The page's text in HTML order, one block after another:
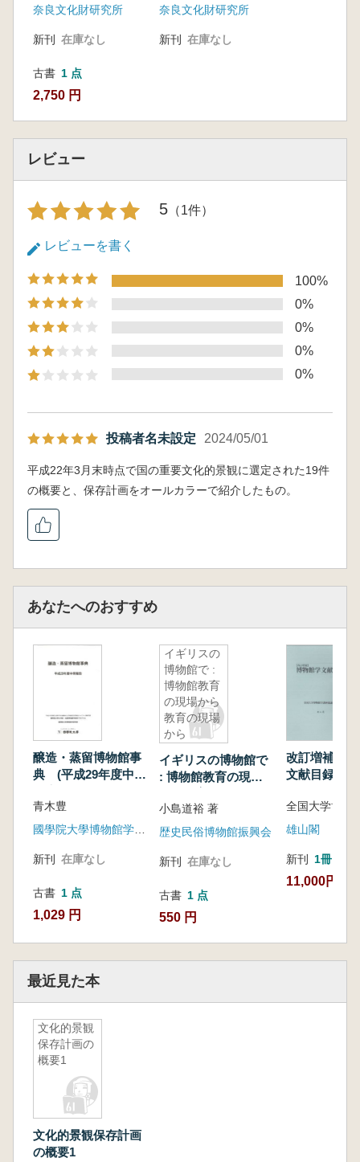
奈良文化財研究所
新刊 在庫なし
古書 1 点
2,750 円
奈良文化財研究所
新刊 在庫なし
レビュー
5 （1件）
レビューを書く
100%
0%
0%
0%
0%
投稿者名未設定 2024/05/01
平成22年3月末時点で国の重要文化的景観に選定された19件
の概要と、保存計画をオールカラーで紹介したもの。
あなたへのおすすめ
醸造・蒸留博物館事
典 (平成29年度中間
青木豊
新刊 在庫なし
古書 1 点
1,029 円
イギリスの
博物館で :
博物館教育
の現場から
教育の現場
から
イギリスの博物館で
: 博物館教育の現場
小島道裕 著
歴史民俗博物館振興会
新刊 在庫なし
古書 1 点
550 円
改訂増補 博
文献目録
雄山閣
新刊 1冊
11,000円
最近見た本
文化的景観
保存計画の
概要1
文化的景観保存計画
の概要1